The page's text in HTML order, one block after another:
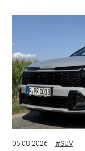
05.08.2026 #SUV